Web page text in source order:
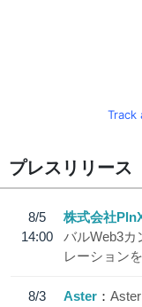
Track
プレスリリース
8/5
14:00
株式会社
バルWeb3カ
レーション
8/3
Aster